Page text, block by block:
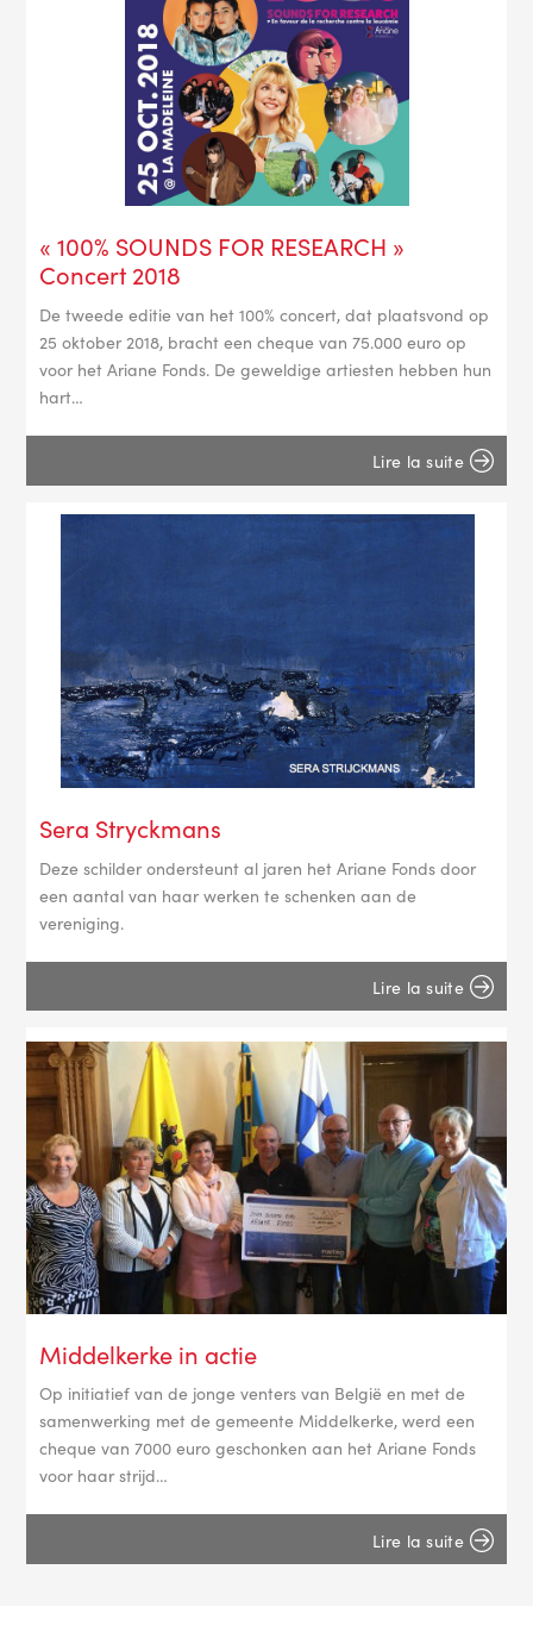
« 100% SOUNDS FOR RESEARCH »
Concert 2018
De tweede editie van het 100% concert, dat plaatsvond op
25 oktober 2018, bracht een cheque van 75.000 euro op
voor het Ariane Fonds. De geweldige artiesten hebben hun
hart…
Lire la suite
Sera Stryckmans
Deze schilder ondersteunt al jaren het Ariane Fonds door
een aantal van haar werken te schenken aan de
vereniging.
Lire la suite
Middelkerke in actie
Op initiatief van de jonge venters van België en met de
samenwerking met de gemeente Middelkerke, werd een
cheque van 7000 euro geschonken aan het Ariane Fonds
voor haar strijd…
Lire la suite